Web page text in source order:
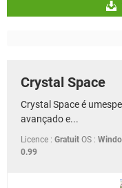
Crystal Space
Crystal Space é
avançado e...
Licence : Gratuit OS :
0.99